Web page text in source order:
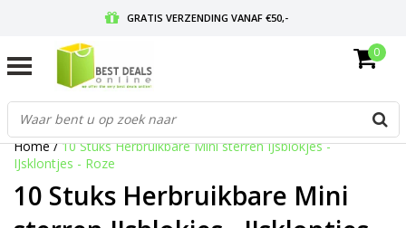
GRATIS VERZENDING VANAF €50,-
GRATIS RETOURNEREN EN 30 DAGEN BEDENKTIJD
0
Home/10 Stuks Herbruikbare Mini sterren IJsblokjes -
IJsklontjes - Roze
10 Stuks Herbruikbare Mini